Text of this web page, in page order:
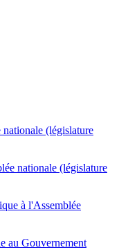
(législature
nationale (législature
à l'Assemblée
au Gouvernement